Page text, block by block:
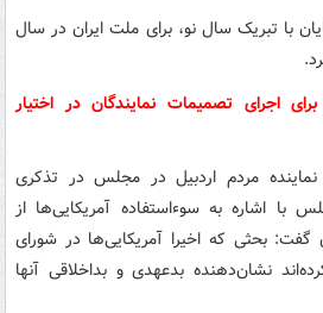
با تبریک سال نو، برای ملت ایران در سال
اجرای تصمیمات نمایندگان در اختیار
مردم اردبیل در مجلس در تذکری
اشاره به سوءاستفاده آمریکایی‌ها از
گفت: بحثی که اخیرا آمریکایی‌ها در شورای
نشان‌دهنده بدعهدی و بداخلاقی آنها